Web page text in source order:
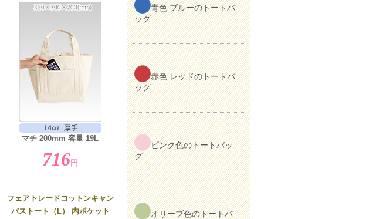
マチ 200mm 容量 19L
716 円
フェアトレードコットンキャン
バストート（L） 内ポケット
青色 ブルーのトートバ
ッグ
赤色 レッドのトートバ
ッグ
ピンク色のトートバッ
グ
オリーブ色のトートバ